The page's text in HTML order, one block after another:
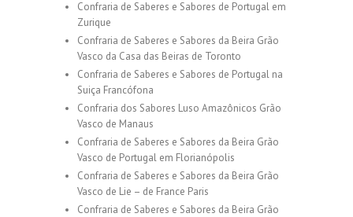
Confraria de Saberes e Sabores de Portugal em
Zurique
Confraria de Saberes e Sabores da Beira Grão
Vasco da Casa das Beiras de Toronto
Confraria de Saberes e Sabores de Portugal na
Suiça Francófona
Confraria dos Sabores Luso Amazônicos Grão
Vasco de Manaus
Confraria de Saberes e Sabores da Beira Grão
Vasco de Portugal em Florianópolis
Confraria de Saberes e Sabores da Beira Grão
Vasco de Lie – de France Paris
Confraria de Saberes e Sabores da Beira Grão